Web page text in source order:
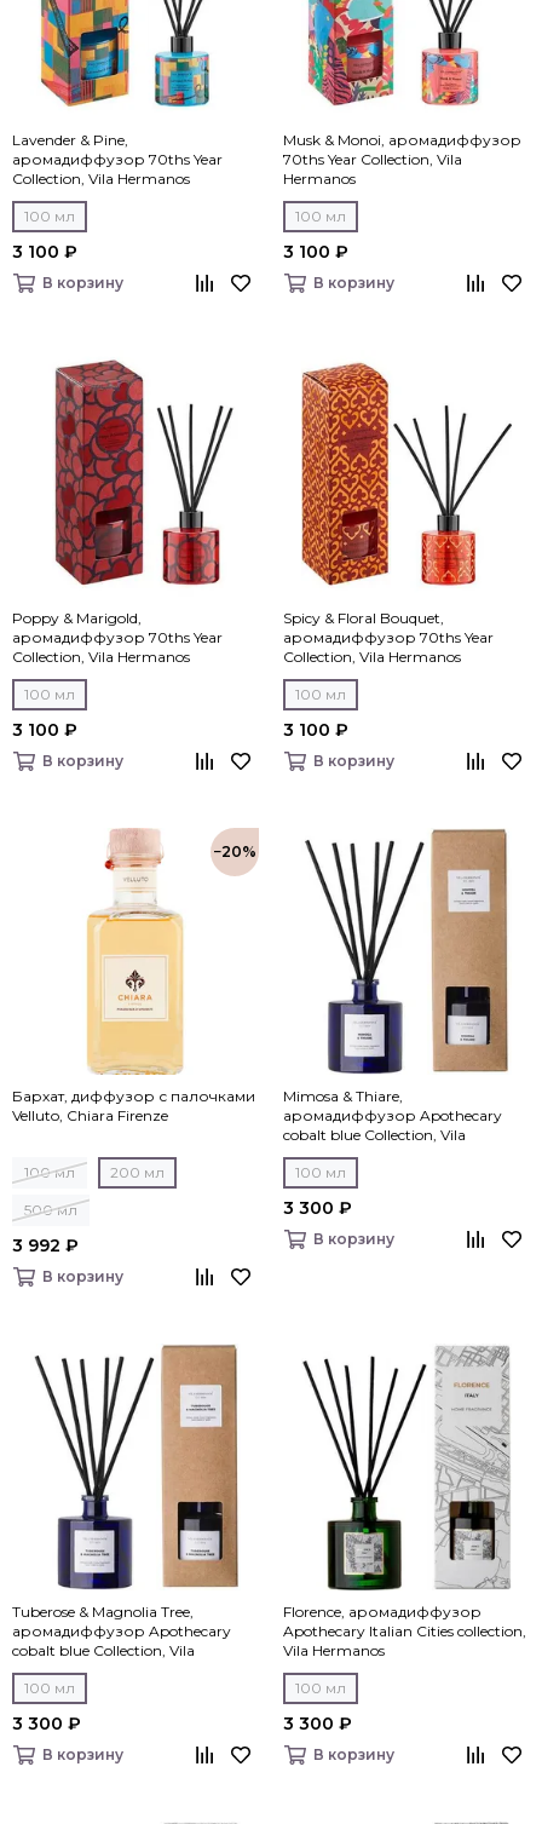
Lavender & Pine,
аромадиффузор 70ths Year
Collection, Vila Hermanos
100 мл
3 100 ₽
В корзину
Musk & Monoi, аромадиффузор
70ths Year Collection, Vila
Hermanos
100 мл
3 100 ₽
В корзину
Poppy & Marigold,
аромадиффузор 70ths Year
Collection, Vila Hermanos
100 мл
3 100 ₽
В корзину
Spicy & Floral Bouquet,
аромадиффузор 70ths Year
Collection, Vila Hermanos
100 мл
3 100 ₽
В корзину
−20%
Бархат, диффузор с палочками
Velluto, Chiara Firenze
100 мл 200 мл
500 мл
3 992 ₽
В корзину
Mimosa & Thiare,
аромадиффузор Apothecary
cobalt blue Collection, Vila
Hermanos
100 мл
3 300 ₽
В корзину
Tuberose & Magnolia Tree,
аромадиффузор Apothecary
cobalt blue Collection, Vila
Hermanos
100 мл
3 300 ₽
В корзину
Florence, аромадиффузор
Apothecary Italian Cities collection,
Vila Hermanos
100 мл
3 300 ₽
В корзину